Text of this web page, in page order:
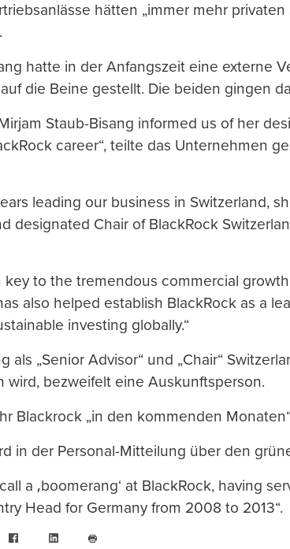
hätten „immer mehr privaten
hatte in der Anfangszeit eine externe
die Beine gestellt. Die beiden gingen
Staub-Bisang informed us of her
career“, teilte das Unternehmen
leading our business in Switzerland,
designated Chair of BlackRock
key to the tremendous commercial
also helped establish BlackRock as a
investing globally.“
als „Senior Advisor“ und „Chair“
wird, bezweifelt eine Auskunftsperson.
Blackrock „in den kommenden
in der Personal-Mitteilung über den
a ‚boomerang‘ at BlackRock, having
Head for Germany from 2008 to 2013“.
FacebookLinkedIn